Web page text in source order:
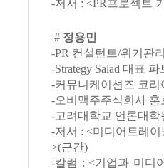
-저서 : <PR프로젝트
# 정용민
-PR 컨설턴트/위기관
-Strategy Salad 대표 파
-커뮤니케이션즈 코리
-오비맥주주식회사 홍
-고려대학교 언론대
-저서 : <미디어트레
>(근간)
-칼럼 : <기업과 미디